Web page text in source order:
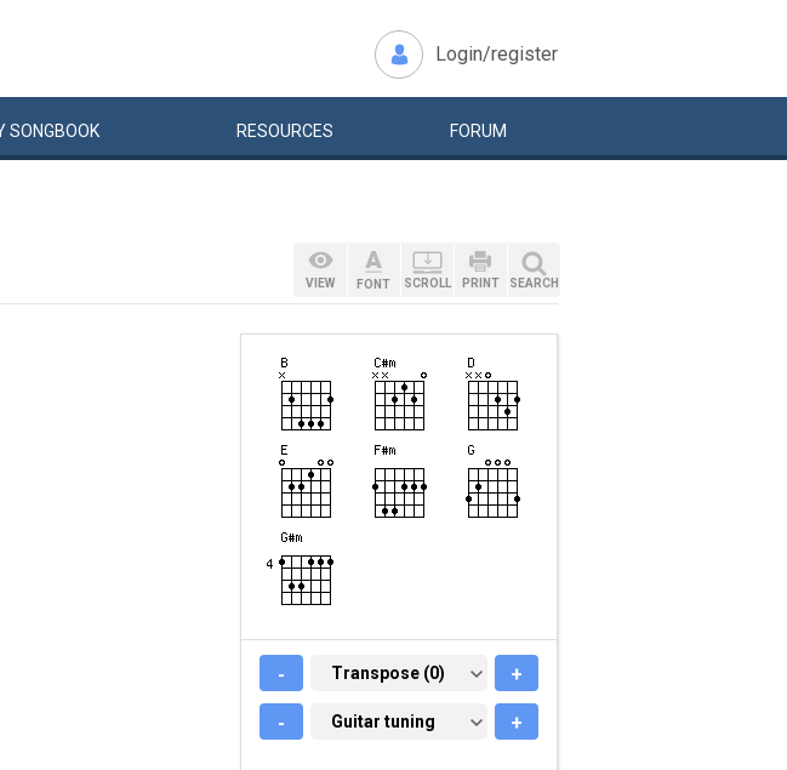
Login/register
SONGBOOK RESOURCES FORUM
VIEW FONT SCROLL PRINT SEARCH
- TRANSPOSE (0)
Transpose (0) +
- GUITAR TUNING
Guitar tuning +